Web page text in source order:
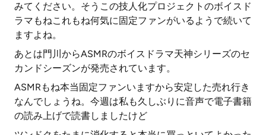
みてください。そうこの技人化プロジェクトのボイスド
ラマもねこれもね何気に固定ファンがいるようで続いて
ますよね。
あとは門川からASMRのボイスドラマ天神シリーズのセ
カンドシーズンが発売されています。
ASMRもね本当固定ファンいますから安定した売れ行き
なんでしょうね。今週は私も久しぶりに音声で電子書籍
の読み上げで読書しましたけど